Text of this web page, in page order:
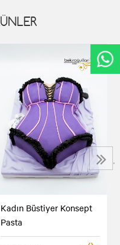
Kadın Büstiyer Konsept
Pasta
›